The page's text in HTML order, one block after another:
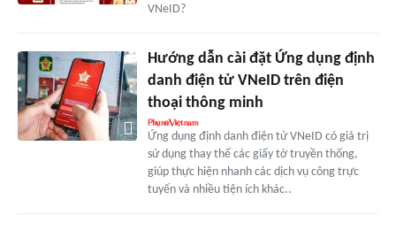
VNeID?
Hướng dẫn cài đặt Ứng dụng định
danh điện tử VNeID trên điện
thoại thông minh
Ứng dụng định danh điện tử VNeID có giá trị
sử dụng thay thế các giấy tờ truyền thống,
giúp thực hiện nhanh các dịch vụ công trực
tuyến và nhiều tiện ích khác..